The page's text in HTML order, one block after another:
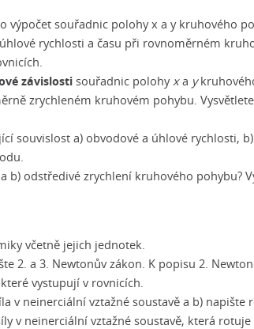
výpočet souřadnic polohy x a y kruhového
rychlosti a času při rovnoměrném
závislosti souřadnic polohyxa y
zrychleném kruhovém pohybu.
souvislost a) obvodové a úhlové rychlosti,
b) odstředivé zrychlení kruhového pohybu?
včetně jejich jednotek.
2. a 3. Newtonův zákon. K popisu 2.
vystupují v rovnicích.
v neinerciální vztažné soustavě a b) napište
v neinerciální vztažné soustavě, která